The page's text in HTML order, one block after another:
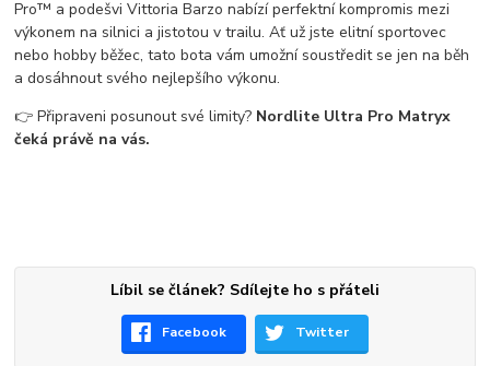
Pro™ a podešvi Vittoria Barzo nabízí perfektní kompromis mezi
výkonem na silnici a jistotou v trailu. Ať už jste elitní sportovec
nebo hobby běžec, tato bota vám umožní soustředit se jen na běh
a dosáhnout svého nejlepšího výkonu.
👉 Připraveni posunout své limity? Nordlite Ultra Pro Matryx
čeká právě na vás.
Líbil se článek? Sdílejte ho s přáteli
Facebook Twitter